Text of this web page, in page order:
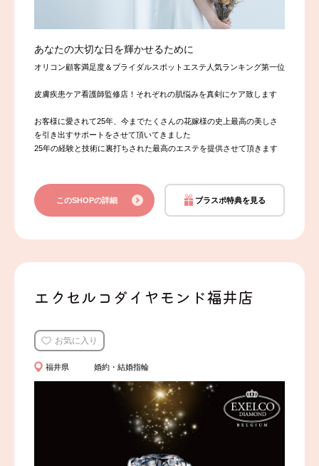
あなたの大切な日を輝かせるために
オリコン顧客満足度＆ブライダルスポットエステ人気ランキング第一位
皮膚疾患ケア看護師監修店！それぞれの肌悩みを真剣にケア致します
お客様に愛されて25年、今までたくさんの花嫁様の史上最高の美しさ
を引き出すサポートをさせて頂いてきました
25年の経験と技術に裏打ちされた最高のエステを提供させて頂きます
このSHOPの詳細 ブラスポ特典を見る
エクセルコダイヤモンド福井店
お気に入り
福井県 婚約・結婚指輪